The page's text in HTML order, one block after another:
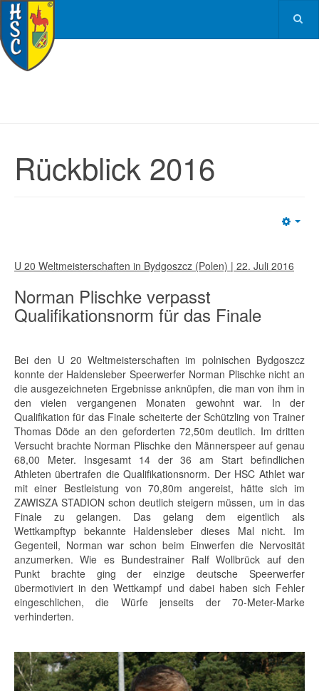
Rückblick 2016
U 20 Weltmeisterschaften in Bydgoszcz (Polen) | 22. Juli 2016
Norman Plischke verpasst
Qualifikationsnorm für das Finale
Bei den U 20 Weltmeisterschaften im polnischen Bydgoszcz
konnte der Haldensleber Speerwerfer Norman Plischke nicht an
die ausgezeichneten Ergebnisse anknüpfen, die man von ihm in
den vielen vergangenen Monaten gewohnt war. In der
Qualifikation für das Finale scheiterte der Schützling von Trainer
Thomas Döde an den geforderten 72,50m deutlich. Im dritten
Versucht brachte Norman Plischke den Männerspeer auf genau
68,00 Meter. Insgesamt 14 der 36 am Start befindlichen
Athleten übertrafen die Qualifikationsnorm. Der HSC Athlet war
mit einer Bestleistung von 70,80m angereist, hätte sich im
ZAWISZA STADION schon deutlich steigern müssen, um in das
Finale zu gelangen. Das gelang dem eigentlich als
Wettkampftyp bekannte Haldensleber dieses Mal nicht. Im
Gegenteil, Norman war schon beim Einwerfen die Nervosität
anzumerken. Wie es Bundestrainer Ralf Wollbrück auf den
Punkt brachte ging der einzige deutsche Speerwerfer
übermotiviert in den Wettkampf und dabei haben sich Fehler
eingeschlichen, die Würfe jenseits der 70-Meter-Marke
verhinderten.